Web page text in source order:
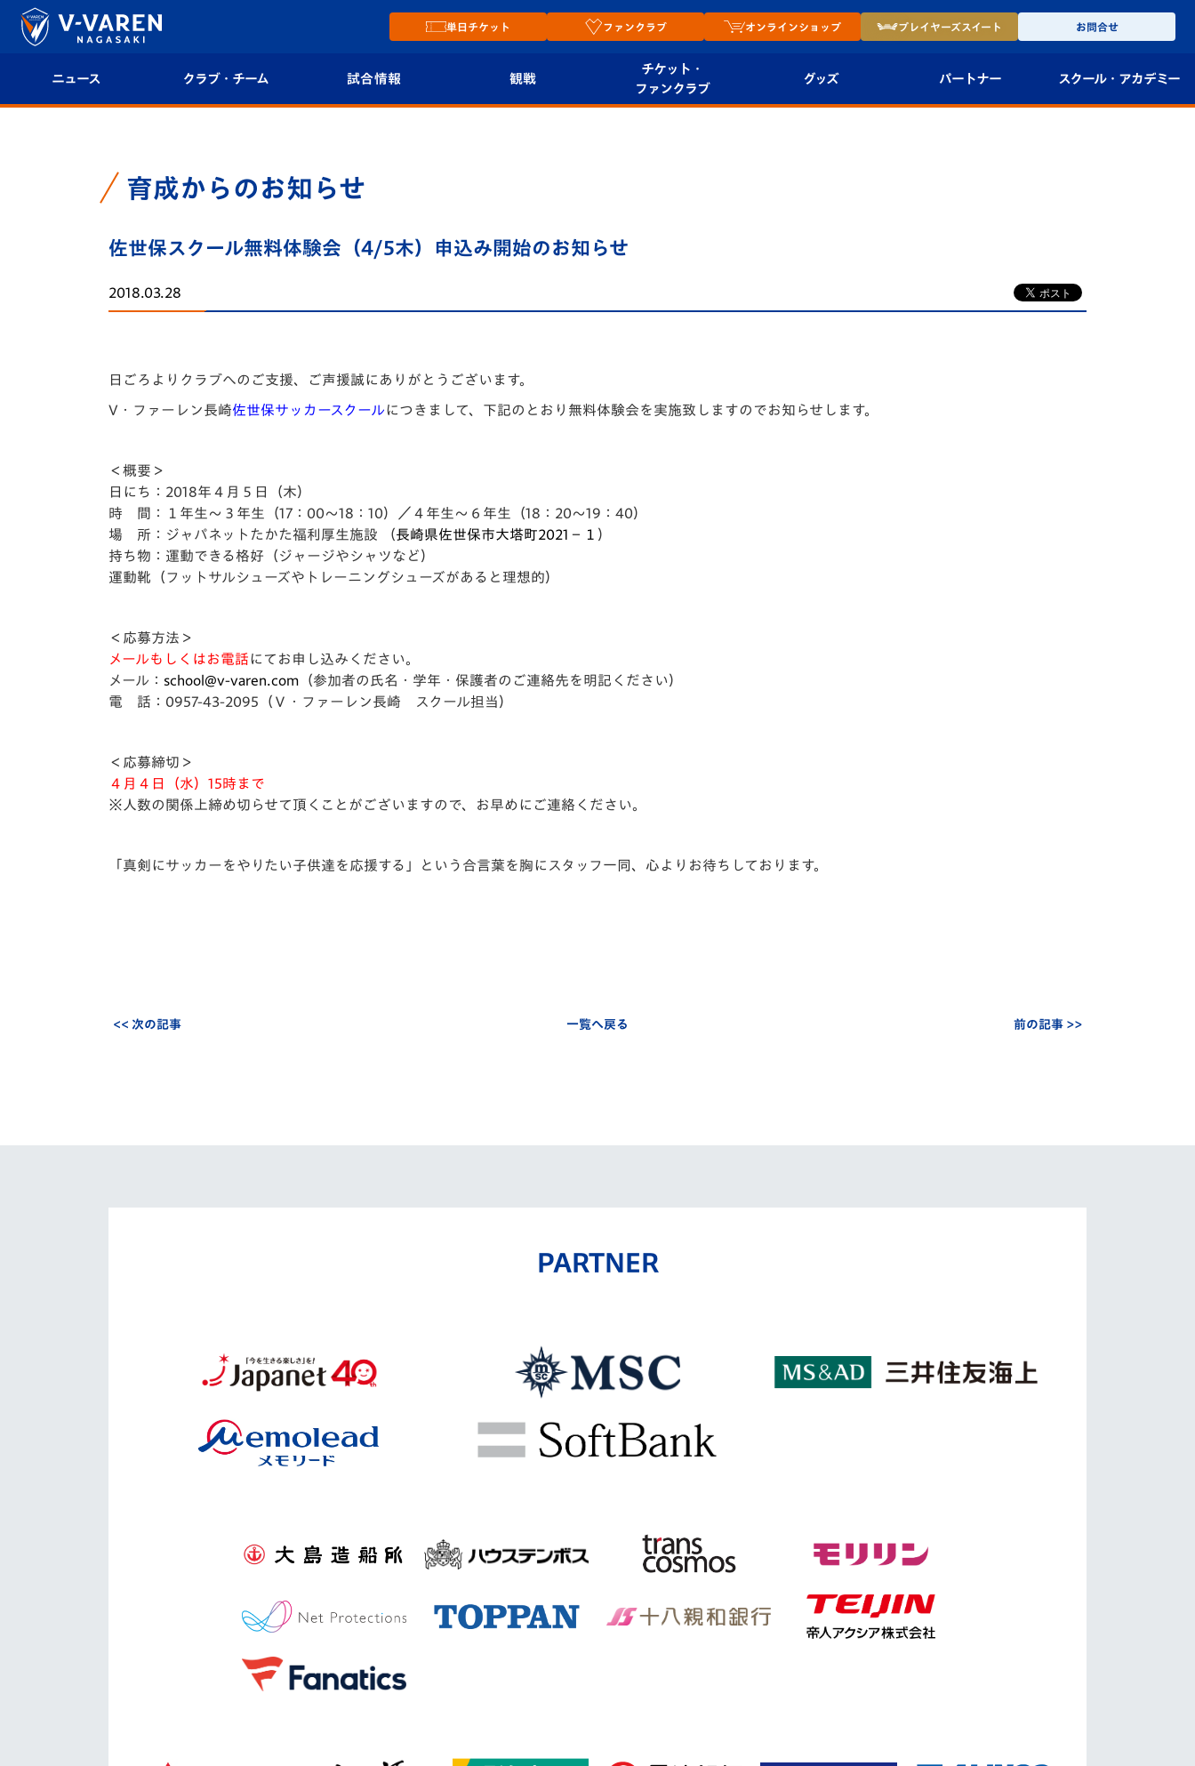
単日チケット ファンクラブ オンラインショップ プレイヤーズスイート お問合せ
ニュース クラブ・チーム
選手プロフィール
クラブハウス（練習
場）
応援メディア
ホームタウン活動
試合情報
U-21 Jリーグ関連
フォトギャラリー
観戦
Revive Team
V-EXPRESS（ユニフ
チケット・
ファンクラブ
グッズ パートナー スクール・ アカデミー
スクール
育成からのお知らせ
佐世保スクール無料体験会（4/5木）申込み開始のお知らせ
2018.03.28
日ごろよりクラブへのご支援、ご声援誠にありがとうございます。
V・ファーレン長崎佐世保サッカースクールにつきまして、下記のとおり無料体験会を実施致しますのでお知らせします。
＜概要＞
日にち： 2018年４月５日（木）
時 間：１年生～３年生（17：00～18：10）／４年生～６年生（18：20～19：40）
場 所：ジャパネットたかた福利厚生施設 （長崎県佐世保市大塔町2021−１ ）
持ち物：運動できる格好（ジャージやシャツなど）
運動靴（フットサルシューズやトレーニングシューズがあると理想的）
＜応募方法＞
メールもしくはお電話にてお申し込みください。
メール： school@v-varen.com （参加者の氏名・学年・保護者のご連絡先を明記ください）
電 話：0957-43-2095（Ｖ・ファーレン長崎 スクール担当）
＜応募締切＞
４月４日（水）15時まで
※人数の関係上締め切らせて頂くことがございますので、お早めにご連絡ください。
「真剣にサッカーをやりたい子供達を応援する」 という合言葉を胸にスタッフ一同、心よりお待ちしております。
<< 次の記事 一覧へ戻る 前の記事 >>
PARTNER